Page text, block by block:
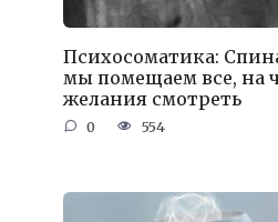
Психосоматика:
мы помещаем все, на
желания смотреть
0 554